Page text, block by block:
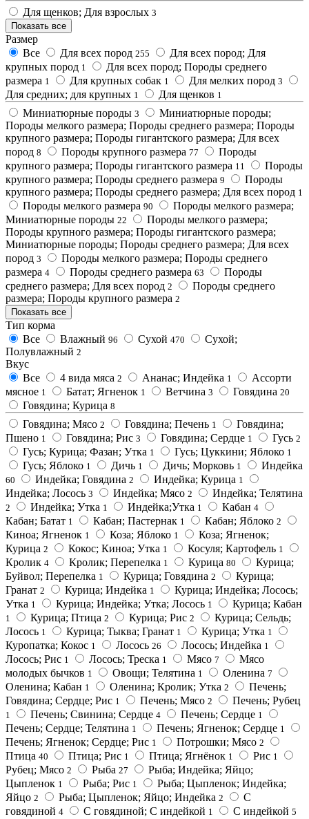
Для щенков; Для взрослых 3
Показать все
Размер
Все
Для всех пород 255
Для всех пород; Для
крупных пород 1
Для всех пород; Породы среднего
размера 1 Для крупных собак 1 Для мелких пород 3
Для средних; для крупных 1 Для щенков 1
Миниатюрные породы 3
Миниатюрные породы;
Породы мелкого размера; Породы среднего размера; Породы
крупного размера; Породы гигантского размера; Для всех
пород 8 Породы крупного размера 77
Породы
крупного размера; Породы гигантского размера 11
Породы
крупного размера; Породы среднего размера 9
Породы
крупного размера; Породы среднего размера; Для всех пород 1
Породы мелкого размера 90
Породы мелкого размера;
Миниатюрные породы 22
Породы мелкого размера;
Породы крупного размера; Породы гигантского размера;
Миниатюрные породы; Породы среднего размера; Для всех
пород 3
Породы мелкого размера; Породы среднего
размера 4 Породы среднего размера 63
Породы
среднего размера; Для всех пород 2
Породы среднего
размера; Породы крупного размера 2
Показать все
Тип корма
Все
Влажный 96 Сухой 470
Сухой;
Полувлажный 2
Вкус
Все
4 вида мяса 2 Ананас; Индейка 1
Ассорти
мясное 1 Батат; Ягненок 1 Ветчина 3 Говядина 20
Говядина; Курица 8
Говядина; Мясо 2 Говядина; Печень 1
Говядина;
Пшено 1 Говядина; Рис 3 Говядина; Сердце 1 Гусь 2
Гусь; Курица; Фазан; Утка 1 Гусь; Цуккини; Яблоко 1
Гусь; Яблоко 1 Дичь 1 Дичь; Морковь 1 Индейка
60 Индейка; Говядина 2 Индейка; Курица 1
Индейка; Лосось 3 Индейка; Мясо 2 Индейка; Телятина
2 Индейка; Утка 1 Индейка;Утка 1 Кабан 4
Кабан; Батат 1 Кабан; Пастернак 1 Кабан; Яблоко 2
Киноа; Ягненок 1 Коза; Яблоко 1
Коза; Ягненок;
Курица 2 Кокос; Киноа; Утка 1 Косуля; Картофель 1
Кролик 4 Кролик; Перепелка 1 Курица 80
Курица;
Буйвол; Перепелка 1 Курица; Говядина 2
Курица;
Гранат 2 Курица; Индейка 1
Курица; Индейка; Лосось;
Утка 1 Курица; Индейка; Утка; Лосось 1 Курица; Кабан
1 Курица; Птица 2 Курица; Рис 2
Курица; Сельдь;
Лосось 1 Курица; Тыква; Гранат 1 Курица; Утка 1
Куропатка; Кокос 1 Лосось 26 Лосось; Индейка 1
Лосось; Рис 1 Лосось; Треска 1 Мясо 7
Мясо
молодых бычков 1 Овощи; Телятина 1 Оленина 7
Оленина; Кабан 1 Оленина; Кролик; Утка 2
Печень;
Говядина; Сердце; Рис 1 Печень; Мясо 2 Печень; Рубец
1 Печень; Свинина; Сердце 4 Печень; Сердце 1
Печень; Сердце; Телятина 1 Печень; Ягненок; Сердце 1
Печень; Ягненок; Сердце; Рис 1 Потрошки; Мясо 2
Птица 40 Птица; Рис 1 Птица; Ягнёнок 1 Рис 1
Рубец; Мясо 2 Рыба 27
Рыба; Индейка; Яйцо;
Цыпленок 1 Рыба; Рис 1
Рыба; Цыпленок; Индейка;
Яйцо 2 Рыба; Цыпленок; Яйцо; Индейка 2
С
говядиной 4 С говядиной; С индейкой 1 С индейкой 5